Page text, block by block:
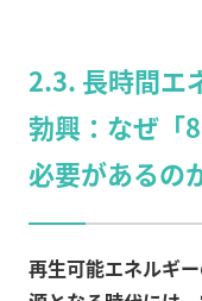
2.3. 長時間エ
勃興：なぜ「
必要があるの
再生可能エネルギ